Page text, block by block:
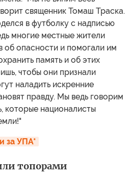
священник Томаш Траска.
в футболку с надписью
многие местные жители
об опасности и помогали им
память и об этих
чтобы они признали
наладить искренние
правду. Мы ведь говорим
которые националисты
за УПА*
топорами